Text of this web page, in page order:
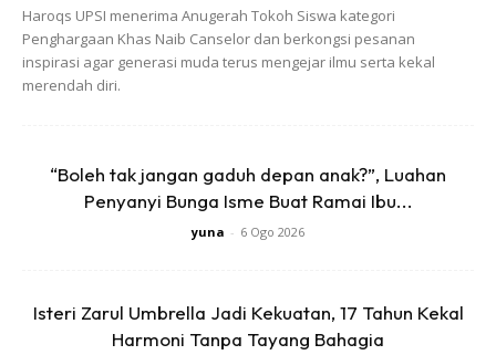
dakwat lagi.. bila muncung dia dah kluar warna baru la
hampa boleh tulis
Haroqs UPSI menerima Anugerah Tokoh Siswa kategori
Penghargaan Khas Naib Canselor dan berkongsi pesanan
inspirasi agar generasi muda terus mengejar ilmu serta kekal
merendah diri.
“Boleh tak jangan gaduh depan anak?”, Luahan
Penyanyi Bunga Isme Buat Ramai Ibu...
yuna - 6 Ogo 2026
Isteri Zarul Umbrella Jadi Kekuatan, 17 Tahun Kekal
Harmoni Tanpa Tayang Bahagia